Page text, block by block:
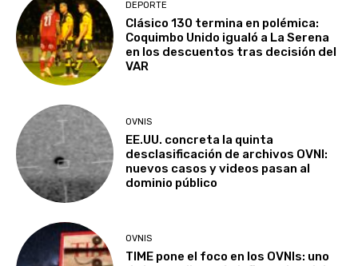
DEPORTE
Clásico 130 termina en polémica:
Coquimbo Unido igualó a La Serena
en los descuentos tras decisión del
VAR
OVNIS
EE.UU. concreta la quinta
desclasificación de archivos OVNI:
nuevos casos y videos pasan al
dominio público
OVNIS
TIME pone el foco en los OVNIs: uno